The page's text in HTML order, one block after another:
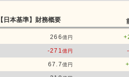
【日本基準】 財務概要
266億円
-271億円
67.7億円